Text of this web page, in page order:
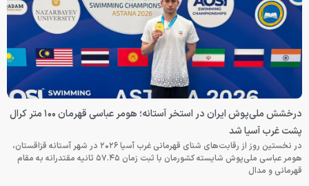
درخشش ملی‌پوش ایران در استخر آستانه؛ هومر عباسی قهرمان ۱۰۰ متر کرال
پشت غرب آسیا شد
در نخستین روز از رقابت‌های شنای قهرمانی غرب آسیا ۲۰۲۶ در شهر آستانه قزاقستان،
هومر عباسی ملی‌پوش شایسته کشورمان با ثبت زمان ۵۷.۴۵ ثانیه مقتدرانه به مقام
قهرمانی و مدال